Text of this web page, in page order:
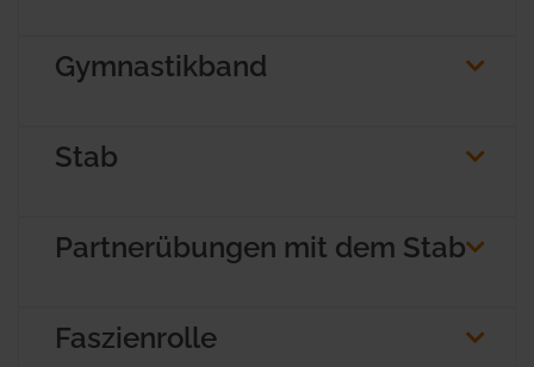
Gymnastikband
Stab
Partnerübungen mit dem Stab
Faszienrolle